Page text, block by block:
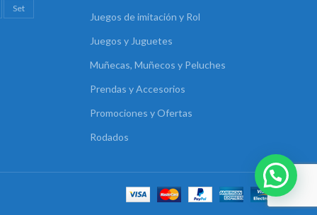
Set
Juegos de imitación y Rol
Juegos y Juguetes
Muñecas, Muñecos y Peluches
Prendas y Accesorios
Promociones y Ofertas
Rodados